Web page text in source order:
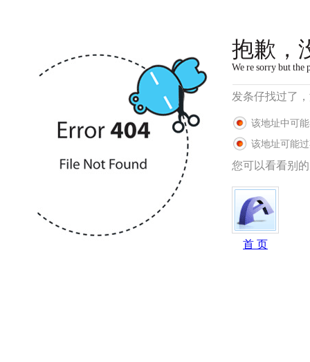
抱歉，
We re sorry but the
发条仔找过了
该地址中可
该地址可能
您可以看看别
首 页